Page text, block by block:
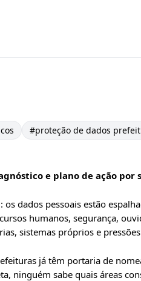
#proteção de dados
e plano de ação por
dados pessoais estão
humanos, segurança,
sistemas próprios e
já têm portaria de
ninguém sabe quais áreas